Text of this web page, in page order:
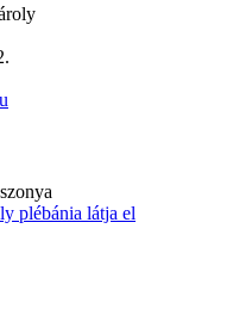
plébánia látja el